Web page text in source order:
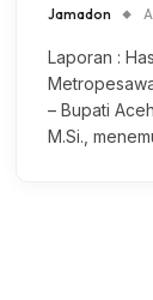
Jamadon
Laporan :
– Bupati
M.Si.,